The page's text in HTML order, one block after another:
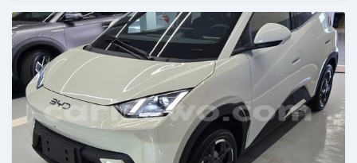
Publié il y a 3 mois